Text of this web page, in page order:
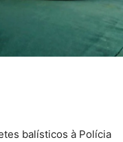
balísticos à Polícia